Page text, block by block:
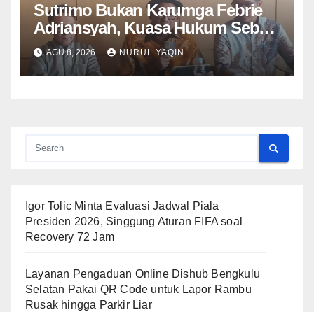
Sutrimo Bukan Karumga Febrie
Adriansyah, Kuasa Hukum Sebut
Hanya Menjaga Rumah Kosong
AGU 8, 2026 NURUL YAQIN
Igor Tolic Minta Evaluasi Jadwal Piala
Presiden 2026, Singgung Aturan FIFA soal
Recovery 72 Jam
Layanan Pengaduan Online Dishub Bengkulu
Selatan Pakai QR Code untuk Lapor Rambu
Rusak hingga Parkir Liar